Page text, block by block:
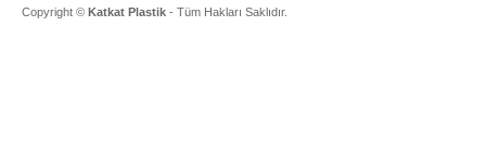
Copyright © Katkat Plastik - Tüm Hakları Saklıdır.